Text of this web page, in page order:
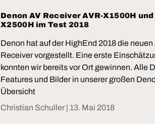
Denon AV Receiver AVR-X1500H und
X2500H im Test 2018
Denon hat auf der HighEnd 2018 die neuen
Receiver vorgestellt. Eine erste
konnten wir bereits vor Ort gewinnen. Alle
Features und Bilder in unserer großen
Übersicht
Christian Schuller | 13. Mai 2018